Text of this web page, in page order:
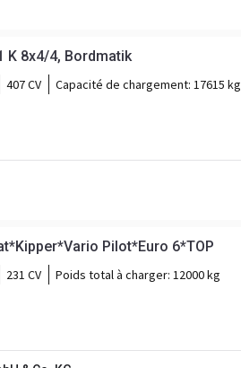
K 8x4/4, Bordmatik
407 CV Capacité de chargement: 17615 kg
Pilot*Euro 6*TOP
231 CV Poids total à charger: 12000 kg